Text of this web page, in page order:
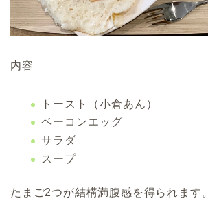
内容
トースト（小倉あん）
ベーコンエッグ
サラダ
スープ
たまご2つが結構満腹感を得られます。